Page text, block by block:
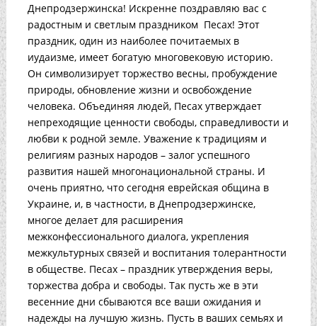
Днепродзержинска! Искренне поздравляю вас с
радостным и светлым праздником Песах! Этот
праздник, один из наиболее почитаемых в
иудаизме, имеет богатую многовековую историю.
Он символизирует торжество весны, пробуждение
природы, обновление жизни и освобождение
человека. Объединяя людей, Песах утверждает
непреходящие ценности свободы, справедливости и
любви к родной земле. Уважение к традициям и
религиям разных народов – залог успешного
развития нашей многонациональной страны. И
очень приятно, что сегодня еврейская община в
Украине, и, в частности, в Днепродзержинске,
многое делает для расширения
межконфессионального диалога, укрепления
межкультурных связей и воспитания толерантности
в обществе. Песах – праздник утверждения веры,
торжества добра и свободы. Так пусть же в эти
весенние дни сбываются все ваши ожидания и
надежды на лучшую жизнь. Пусть в ваших семьях и